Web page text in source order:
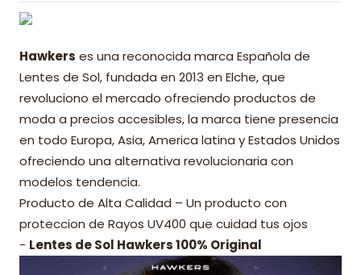
Hawkers es una reconocida marca Española de
Lentes de Sol, fundada en 2013 en Elche, que
revoluciono el mercado ofreciendo productos de
moda a precios accesibles, la marca tiene presencia
en todo Europa, Asia, America latina y Estados Unidos
ofreciendo una alternativa revolucionaria con
modelos tendencia.
Producto de Alta Calidad – Un producto con
proteccion de Rayos UV400 que cuidad tus ojos
- Lentes de Sol Hawkers 100% Original